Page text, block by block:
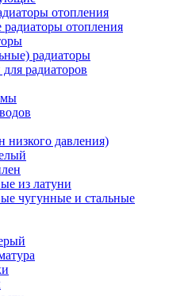
отопления
радиаторы отопления
радиаторы
радиаторов
давления)
из латуни
чугунные и стальные